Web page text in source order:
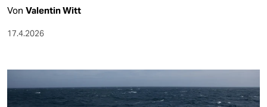
Von Valentin Witt
17.4.2026